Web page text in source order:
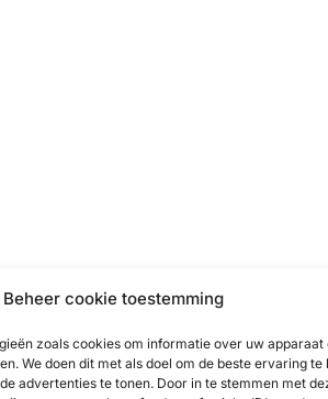
Beheer cookie toestemming
zoals cookies om informatie over uw apparaat
We doen dit met als doel om de beste ervaring te
advertenties te tonen. Door in te stemmen met